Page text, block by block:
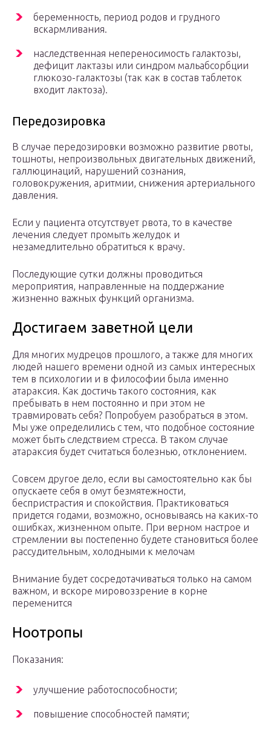
беременность, период родов и грудного
вскармливания.
наследственная непереносимость галактозы,
дефицит лактазы или синдром мальабсорбции
глюкозо-галактозы (так как в состав таблеток
входит лактоза).
Передозировка
В случае передозировки возможно развитие рвоты,
тошноты, непроизвольных двигательных движений,
галлюцинаций, нарушений сознания,
головокружения, аритмии, снижения артериального
давления.
Если у пациента отсутствует рвота, то в качестве
лечения следует промыть желудок и
незамедлительно обратиться к врачу.
Последующие сутки должны проводиться
мероприятия, направленные на поддержание
жизненно важных функций организма.
Достигаем заветной цели
Для многих мудрецов прошлого, а также для многих
людей нашего времени одной из самых интересных
тем в психологии и в философии была именно
атараксия. Как достичь такого состояния, как
пребывать в нем постоянно и при этом не
травмировать себя? Попробуем разобраться в этом.
Мы уже определились с тем, что подобное состояние
может быть следствием стресса. В таком случае
атараксия будет считаться болезнью, отклонением.
Совсем другое дело, если вы самостоятельно как бы
опускаете себя в омут безмятежности,
беспристрастия и спокойствия. Практиковаться
придется годами, возможно, основываясь на каких-то
ошибках, жизненном опыте. При верном настрое и
стремлении вы постепенно будете становиться более
рассудительным, холодными к мелочам
Внимание будет сосредотачиваться только на самом
важном, и вскоре мировоззрение в корне
переменится
Ноотропы
Показания:
улучшение работоспособности;
повышение способностей памяти;